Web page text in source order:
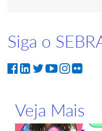
Siga o
Veja Mais